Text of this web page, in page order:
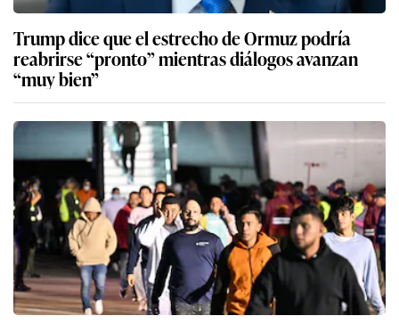
Trump dice que el estrecho de Ormuz podría
reabrirse “pronto” mientras diálogos avanzan
“muy bien”